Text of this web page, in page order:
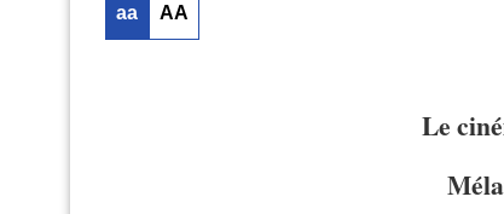
aa AA
Le